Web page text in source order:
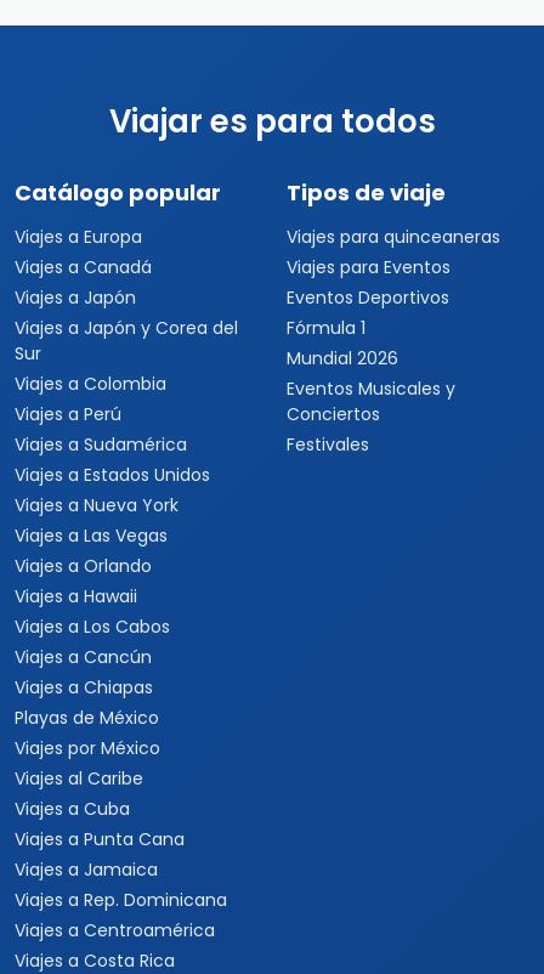
Viajar es para todos
Catálogo popular
Viajes a Europa
Viajes a Canadá
Viajes a Japón
Viajes a Japón y Corea del
Sur
Viajes a Colombia
Viajes a Perú
Viajes a Sudamérica
Viajes a Estados Unidos
Viajes a Nueva York
Viajes a Las Vegas
Viajes a Orlando
Viajes a Hawaii
Viajes a Los Cabos
Viajes a Cancún
Viajes a Chiapas
Playas de México
Viajes por México
Viajes al Caribe
Viajes a Cuba
Viajes a Punta Cana
Viajes a Jamaica
Viajes a Rep. Dominicana
Viajes a Centroamérica
Viajes a Costa Rica
Tipos de viaje
Viajes para quinceaneras
Viajes para Eventos
Eventos Deportivos
Fórmula 1
Mundial 2026
Eventos Musicales y
Conciertos
Festivales